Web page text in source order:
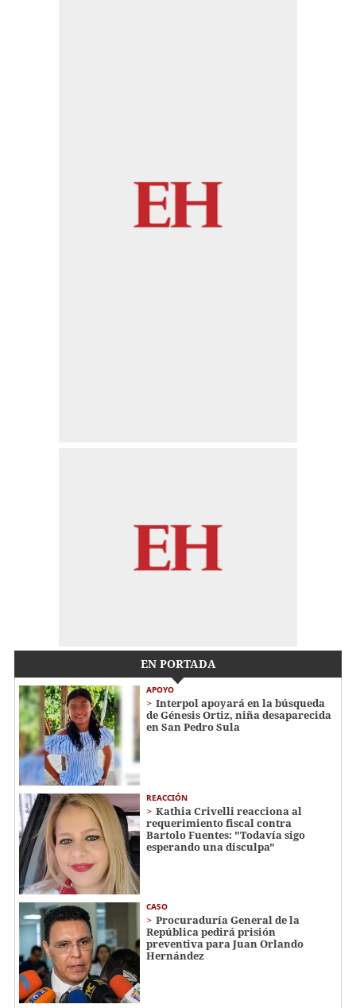
EN PORTADA
APOYO
Interpol apoyará en la búsqueda
de Génesis Ortiz, niña desaparecida
en San Pedro Sula
REACCIÓN
Kathia Crivelli reacciona al
requerimiento fiscal contra
Bartolo Fuentes: "Todavía sigo
esperando una disculpa"
CASO
Procuraduría General de la
República pedirá prisión
preventiva para Juan Orlando
Hernández